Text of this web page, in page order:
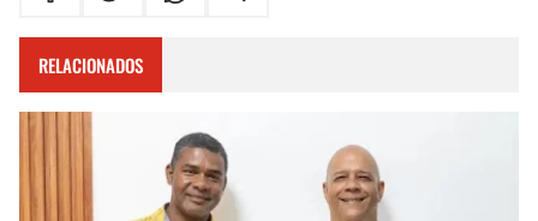
RELACIONADOS